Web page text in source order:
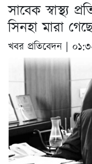
সাবেক স্বাস্থ্য
সিনহা মারা
খবর প্রতিবেদন |